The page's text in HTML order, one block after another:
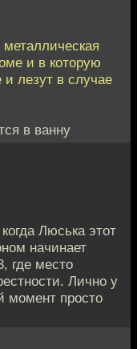
и в которую
и лезут в случае
в ванну
Люська этот
начинает
где место
Лично у
момент просто